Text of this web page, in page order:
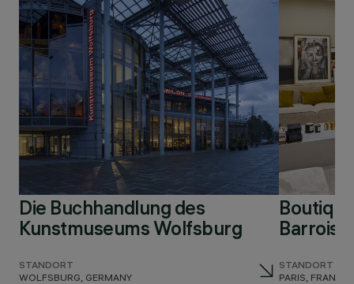
Die Buchhandlung des
Kunstmuseums Wolfsburg
STANDORT
WOLFSBURG, GERMANY
Barrois
STANDORT
PARIS, FRANCE